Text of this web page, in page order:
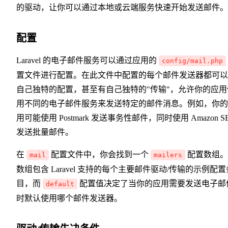
的驱动，让你可以通过本地或云端服务快速开始发送邮件。
配置
Laravel 的电子邮件服务可以通过应用的 config/mail.php
置文件进行配置。在此文件中配置的每个邮件发送器都可
自己独特的配置，甚至有自己独特的"传输"，允许你的应
用不同的电子邮件服务来发送特定的邮件消息。例如，你
用可能使用 Postmark 发送事务性邮件，同时使用 Amazon
发送批量邮件。
在 mail 配置文件中，你会找到一个 mailers
配置数组
数组包含 Laravel 支持的每个主要邮件驱动/传输的示例配置
目，而
default
配置值决定了当你的应用需要发送电子邮
时默认使用哪个邮件发送器。